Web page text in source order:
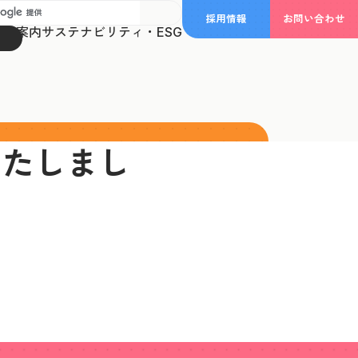
業案内サステナビリティ・ESG
採用情報 お問い合わせ
しまし